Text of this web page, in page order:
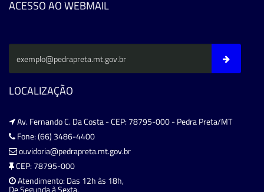
ACESSO AO WEBMAIL
LOCALIZAÇÃO
Av. Fernando C. Da Costa - CEP: 78795-000 - Pedra Preta/MT
Fone: (66) 3486-4400
ouvidoria@pedrapreta.mt.gov.br
CEP: 78795-000
Atendimento: Das 12h às 18h,